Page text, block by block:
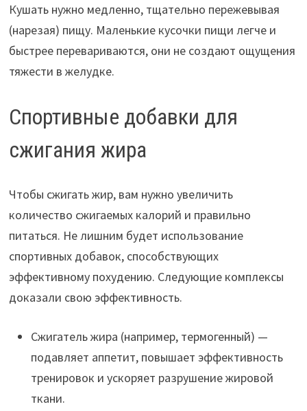
Кушать нужно медленно, тщательно пережевывая
(нарезая) пищу. Маленькие кусочки пищи легче и
быстрее перевариваются, они не создают ощущения
тяжести в желудке.
Спортивные добавки для
сжигания жира
Чтобы сжигать жир, вам нужно увеличить
количество сжигаемых калорий и правильно
питаться. Не лишним будет использование
спортивных добавок, способствующих
эффективному похудению. Следующие комплексы
доказали свою эффективность.
Сжигатель жира (например, термогенный) —
подавляет аппетит, повышает эффективность
тренировок и ускоряет разрушение жировой
ткани.